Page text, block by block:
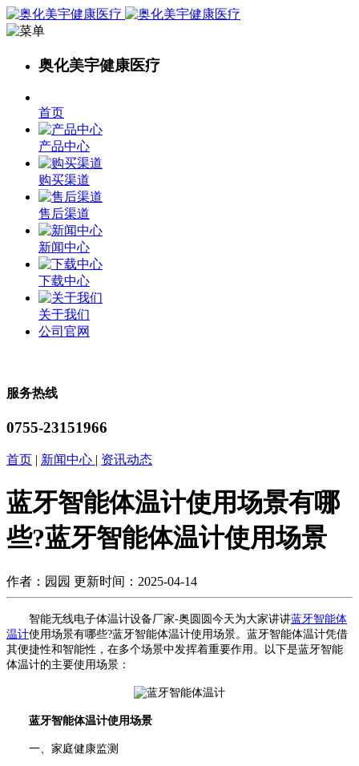
奥化美宇健康医疗
首页
产品中心
购买渠道
售后渠道
新闻中心
下载中心
关于我们
公司官网
服务热线
0755-23151966
首页 | 新闻中心 | 资讯动态
蓝牙智能体温计使用场景有哪
些?蓝牙智能体温计使用场景
作者：园园 更新时间：2025-04-14
智能无线电子体温计设备厂家-奥圆圆今天为大家讲讲蓝牙智能体
温计使用场景有哪些?蓝牙智能体温计使用场景。蓝牙智能体温计凭借
其便捷性和智能性，在多个场景中发挥着重要作用。以下是蓝牙智能
体温计的主要使用场景：
蓝牙智能体温计使用场景
一、家庭健康监测